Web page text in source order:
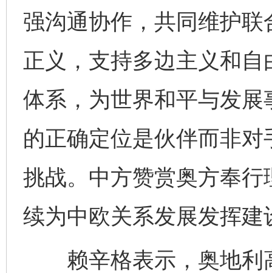
强沟通协作，共同维护
正义，支持多边主义和
体系，为世界和平与发
的正确定位是伙伴而非
挑战。中方赞赏奥方奉
续为中欧关系发展发挥建
赖辛格表示，奥地利